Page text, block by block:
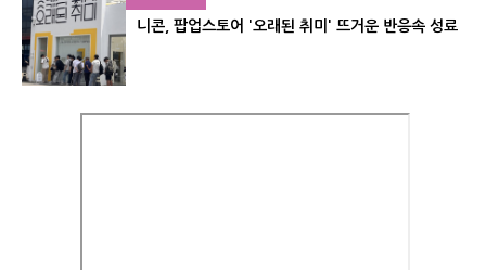
니콘, 팝업스토어 '오래된 취미' 뜨거운 반응속 성료